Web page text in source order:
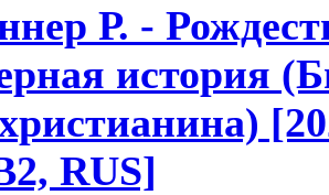
Р. -
история
RUS]